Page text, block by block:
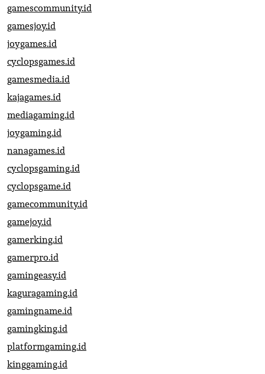
gamescommunity.id
gamesjoy.id
joygames.id
cyclopsgames.id
gamesmedia.id
kajagames.id
mediagaming.id
joygaming.id
nanagames.id
cyclopsgaming.id
cyclopsgame.id
gamecommunity.id
gamejoy.id
gamerking.id
gamerpro.id
gamingeasy.id
kaguragaming.id
gamingname.id
gamingking.id
platformgaming.id
kinggaming.id